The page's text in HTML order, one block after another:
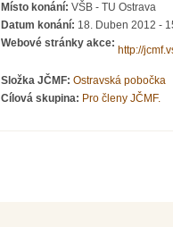
Místo konání: VŠB - TU Ostrava
Datum konání: 18. Duben 2012 -
Webové stránky akce:
http://
Složka JČMF: Ostravská pobočka
Cílová skupina: Pro členy JČMF.